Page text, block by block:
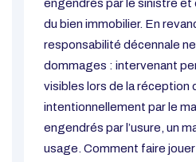
engendrés par le sinistre et
du bien immobilier. En
responsabilité décennale ne
dommages : intervenant
visibles lors de la réception
intentionnellement par le
engendrés par l’usure, un
usage. Comment faire jouer